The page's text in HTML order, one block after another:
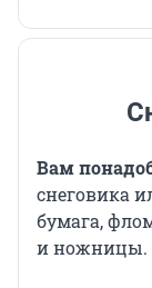
Вам
снеговика
бумага,
и ножницы.